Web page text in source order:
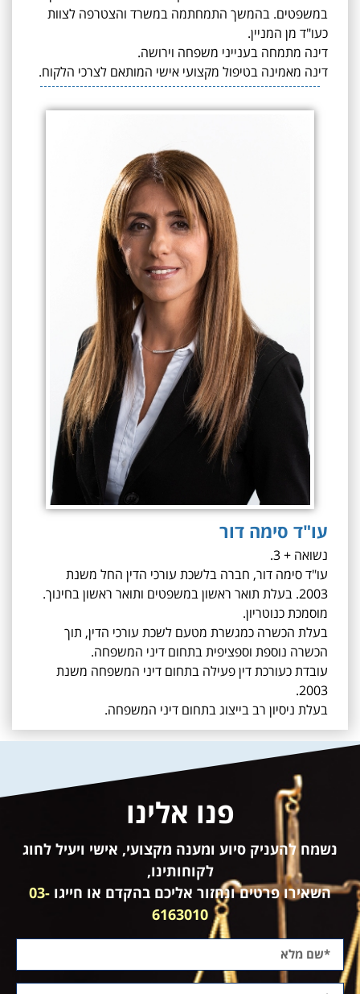
במשפטים. בהמשך התמחתמה במשרד והצטרפה לצוות
כעו"ד מן המניין.
דינה מתמחה בענייני משפחה וירושה.
דינה מאמינה בטיפול מקצועי אישי המותאם לצרכי הלקוח.
עו"ד סימה דור
נשואה + 3.
עו"ד סימה דור, חברה בלשכת עורכי הדין החל משנת
2003. בעלת תואר ראשון במשפטים ותואר ראשון בחינוך.
מוסמכת כנוטריון.
בעלת הכשרה כמגשרת מטעם לשכת עורכי הדין, תוך
הכשרה נוספת וספציפיתבתחום דיני המשפחה.
עובדת כעורכת דין פעילה בתחום דיני המשפחה משנת
2003.
בעלת ניסיון רב בייצוג בתחום דיני המשפחה.
פנו אלינו
נשמח להעניק סיוע ומענה מקצועי, אישי ויעיל לחוג
לקוחותינו,
השאירו פרטים ונחזור אליכם בהקדם או חייגו 03-
6163010